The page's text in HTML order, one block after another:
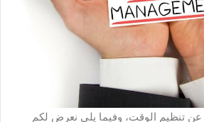
عن تنظيم الوقت، وفيما يلي نعرض لكم